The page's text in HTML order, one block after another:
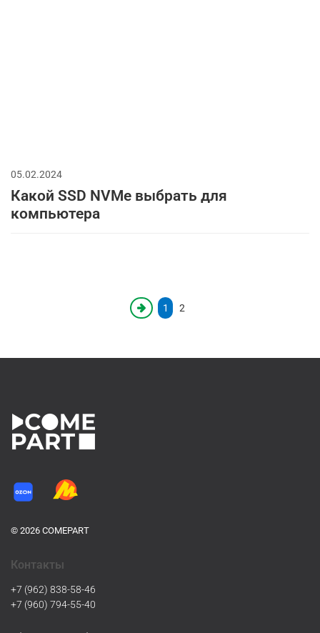
05.02.2024
Какой SSD NVMe выбрать для
компьютера
1 2
© 2026 COMEPART
Контакты
+7 (962) 838-58-46
+7 (960) 794-55-40